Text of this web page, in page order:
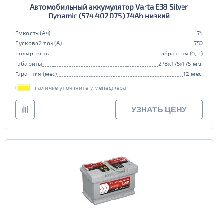
Автомобильный аккумулятор Varta E38 Silver
Dynamic (574 402 075) 74Ah низкий
Емкость (Ач)
74
Пусковой ток (А)
750
Полярность
обратная (0, L)
Габариты
278x175x175 мм.
Гарантия (мес)
12 мес.
наличие уточняйте у менеджера
УЗНАТЬ ЦЕНУ